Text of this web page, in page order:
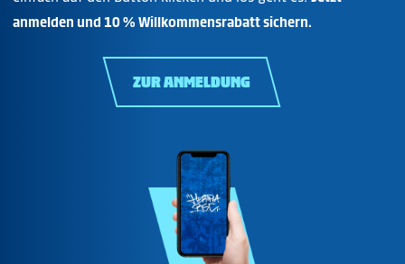
anmelden und 10 % Willkommensrabatt sichern.
ZUR ANMELDUNG